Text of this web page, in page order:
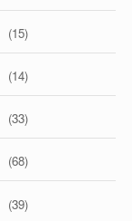
(15)
(14)
(33)
(68)
(39)